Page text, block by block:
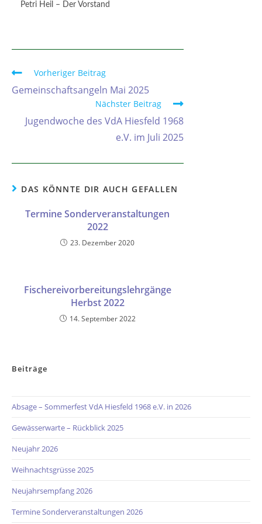
Petri Heil – Der Vorstand
Vorheriger Beitrag
Gemeinschaftsangeln Mai 2025
Nächster Beitrag
Jugendwoche des VdA Hiesfeld 1968
e.V. im Juli 2025
DAS KÖNNTE DIR AUCH GEFALLEN
Termine Sonderveranstaltungen
2022
23. Dezember 2020
Fischereivorbereitungslehrgänge
Herbst 2022
14. September 2022
Beiträge
Absage – Sommerfest VdA Hiesfeld 1968 e.V. in 2026
Gewässerwarte – Rückblick 2025
Neujahr 2026
Weihnachtsgrüsse 2025
Neujahrsempfang 2026
Termine Sonderveranstaltungen 2026